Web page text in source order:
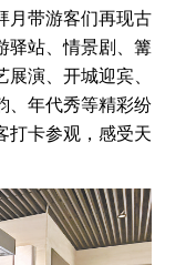
月带游客们再现古
驿站、情景剧、篝
演、开城迎宾、
、年代秀等精彩纷
打卡参观，感受天